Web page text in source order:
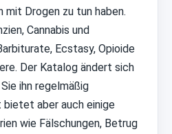
mit Drogen zu tun haben.
Cannabis und
Ecstasy, Opioide
Der Katalog ändert sich
ihn regelmäßig
aber auch einige
wie Fälschungen, Betrug